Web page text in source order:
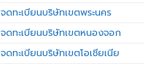
จดทะเบียนบริษัทเขตพระนคร
จดทะเบียนบริษัทเขตหนองจอก
จดทะเบียนบริษัทเขตโอเชียเนีย